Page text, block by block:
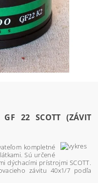
22 SCOTT (ZÁVIT
kompletné
Sú určené
dýchacími prístrojmi SCOTT.
závitu 40x1/7 podľa